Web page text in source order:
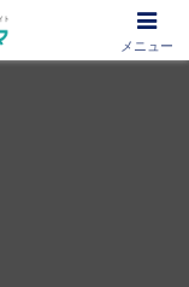
MIHOシネマ』
メニュー